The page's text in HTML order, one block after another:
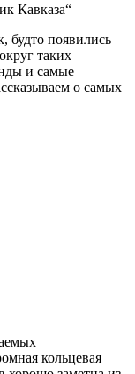
Кавказа“
будто появились
таких
и самые
о самых
кольцевая